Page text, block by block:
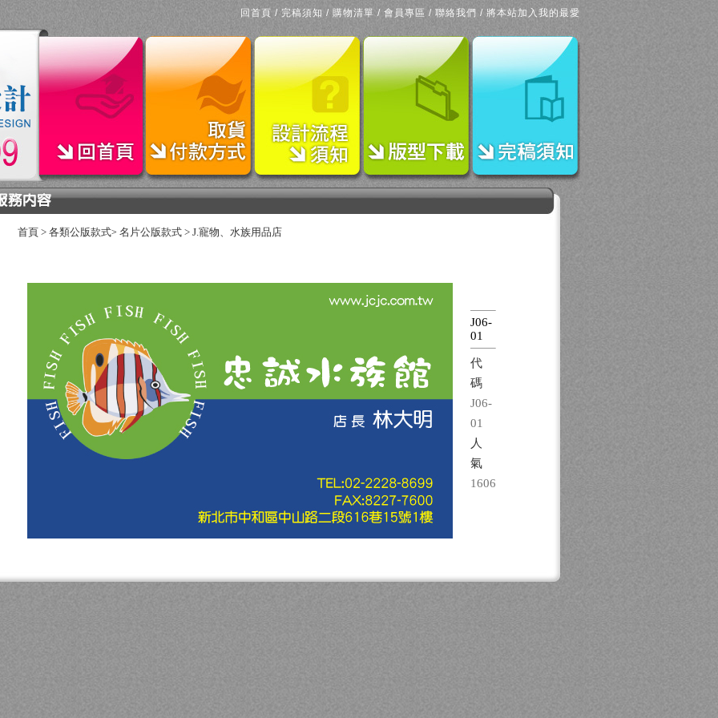
回首頁 /完稿須知 / 購物清單 / 會員專區 / 聯絡我們 / 將本站加入我的最愛
首頁 > 各類公版款式> 名片公版款式 > J.寵物、水族用品店
J06-
01
代
碼
J06-
01
人
氣
1606